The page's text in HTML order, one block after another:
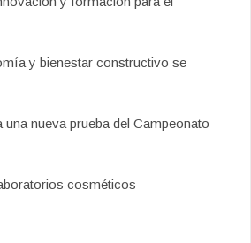
y bienestar constructivo se
una nueva prueba del Campeonato
cosméticos